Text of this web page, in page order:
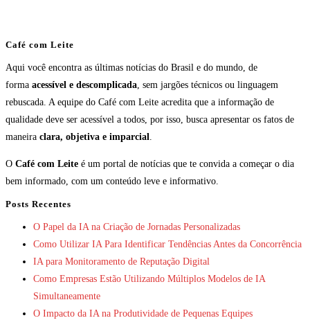
Café com Leite
Aqui você encontra as últimas notícias do Brasil e do mundo, de
forma acessível e descomplicada, sem jargões técnicos ou linguagem
rebuscada. A equipe do Café com Leite acredita que a informação de
qualidade deve ser acessível a todos, por isso, busca apresentar os fatos de
maneira clara, objetiva e imparcial.
O Café com Leite é um portal de notícias que te convida a começar o dia
bem informado, com um conteúdo leve e informativo.
Posts Recentes
O Papel da IA na Criação de Jornadas Personalizadas
Como Utilizar IA Para Identificar Tendências Antes da Concorrência
IA para Monitoramento de Reputação Digital
Como Empresas Estão Utilizando Múltiplos Modelos de IA
Simultaneamente
O Impacto da IA na Produtividade de Pequenas Equipes